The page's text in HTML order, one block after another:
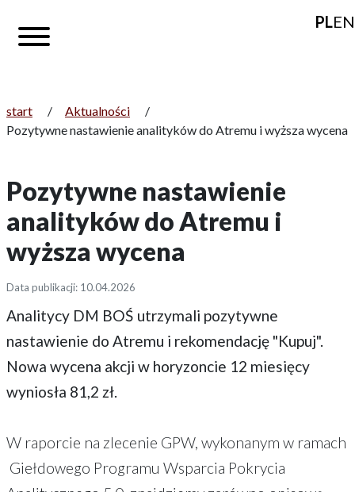
PLEN
start / Aktualności
/
Pozytywne nastawienie analityków do Atremu i wyższa wycena
Pozytywne nastawienie
analityków do Atremu i
wyższa wycena
Data publikacji: 10.04.2026
Analitycy DM BOŚ utrzymali pozytywne
nastawienie do Atremu i rekomendację "Kupuj".
Nowa wycena akcji w horyzoncie 12 miesięcy
wyniosła 81,2 zł.
W raporcie na zlecenie GPW, wykonanym w ramach
Giełdowego Programu Wsparcia Pokrycia